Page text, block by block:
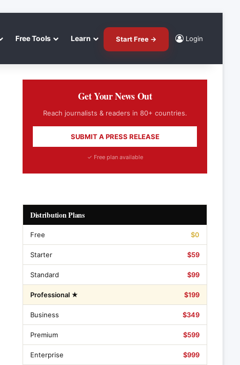
Free Tools Learn Start Free → Login
Get Your News Out
Reach journalists & readers in 80+ countries.
SUBMIT A PRESS RELEASE
✓ Free plan available
Distribution Plans
Free $0
Starter $59
Standard $99
Professional ★ $199
Business $349
Premium $599
Enterprise $999